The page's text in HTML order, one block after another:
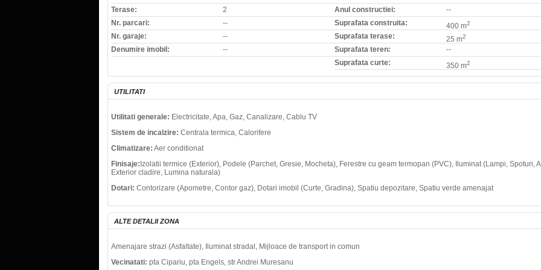
Terase:
2
Nr. parcari:
--
Nr. garaje:
--
Denumire imobil:
--
Anul constructiei:
--
Suprafata construita:
400 m2
Suprafata terase: 25 m2
Suprafata teren:
--
Suprafata curte:
350 m2
UTILITATI
Utilitati generale: Electricitate, Apa, Gaz, Canalizare, Cablu TV
Sistem de incalzire: Centrala termica, Calorifere
Climatizare: Aer conditionat
Finisaje: Izolatii termice (Exterior), Podele (Parchet, Gresie, Mocheta), Ferestre cu geam termopan (PVC), Iluminat (Lampi, Spoturi,
Exterior cladire, Lumina naturala)
Dotari: Contorizare (Apometre, Contor gaz), Dotari imobil (Curte, Gradina), Spatiu depozitare, Spatiu verde amenajat
ALTE DETALII ZONA
Amenajare strazi (Asfaltate), Iluminat stradal, Mijloace de transport in comun
Vecinatati: pta Cipariu, pta Engels, str Andrei Muresanu